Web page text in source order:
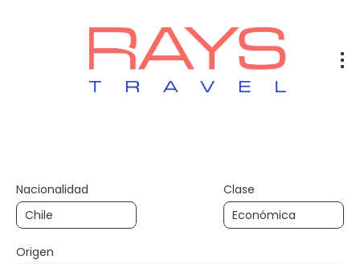
Nacionalidad Clase
Origen